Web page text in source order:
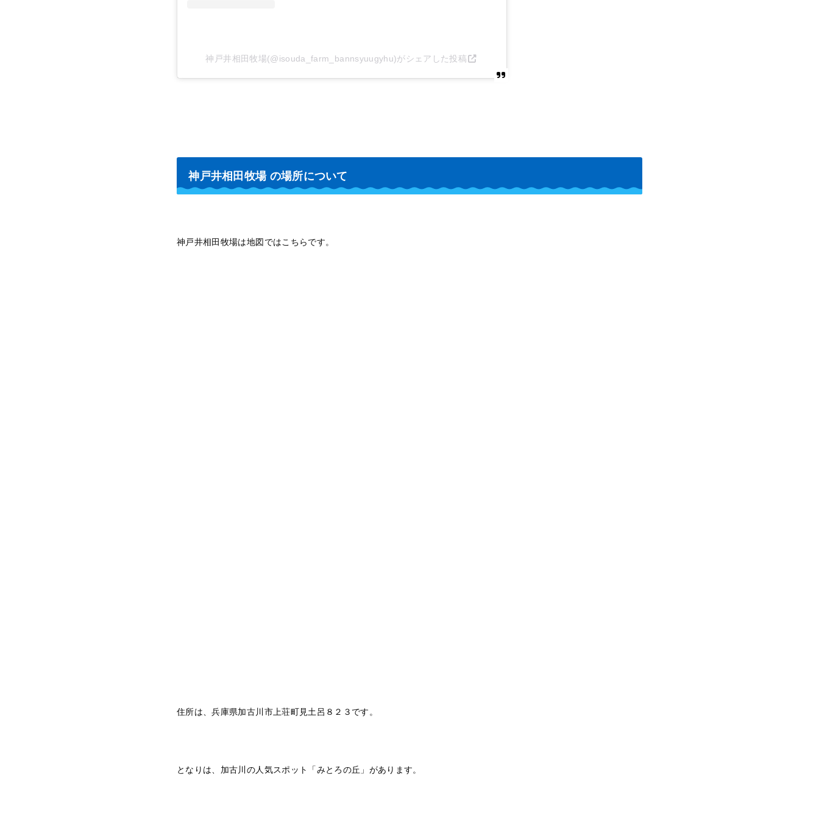
神戸井相田牧場(@isouda_farm_bannsyuugyhu)がシェアした投稿
神戸井相田牧場 の場所について
神戸井相田牧場は地図ではこちらです。
住所は、兵庫県加古川市上荘町見土呂８２３です。
となりは、加古川の人気スポット「みとろの丘」があります。